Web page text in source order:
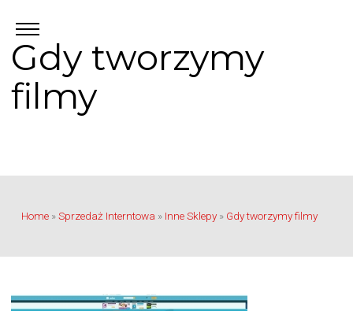
Gdy tworzymy
filmy
Home »Sprzedaż Interntowa » Inne Sklepy » Gdy tworzymy filmy